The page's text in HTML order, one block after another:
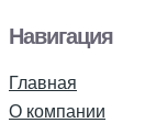
Навигация
Главная
О компании